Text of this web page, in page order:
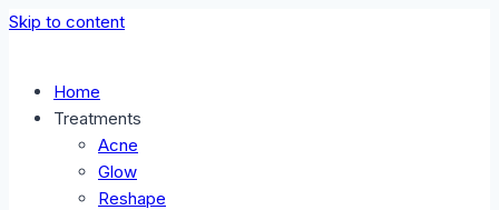
Skip to content
Home
Treatments
Acne
Glow
Reshape